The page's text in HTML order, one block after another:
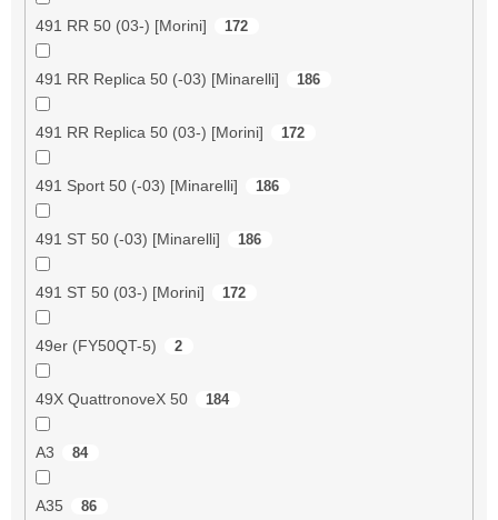
491 RR 50 (03-) [Morini] 172
491 RR Replica 50 (-03) [Minarelli] 186
491 RR Replica 50 (03-) [Morini] 172
491 Sport 50 (-03) [Minarelli] 186
491 ST 50 (-03) [Minarelli] 186
491 ST 50 (03-) [Morini] 172
49er (FY50QT-5) 2
49X QuattronoveX 50 184
A3 84
A35 86